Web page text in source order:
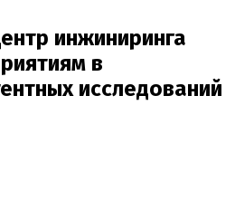
инжиниринга
в
исследований